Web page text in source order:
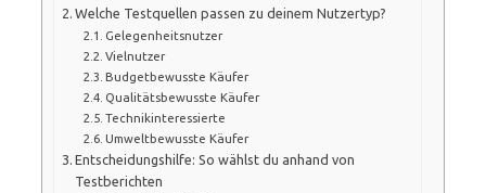
Welche Testquellen passen zu deinem Nutzertyp?
Gelegenheitsnutzer
Vielnutzer
Budgetbewusste Käufer
Qualitätsbewusste Käufer
Technikinteressierte
Umweltbewusste Käufer
Entscheidungshilfe: So wählst du anhand von
Testberichten